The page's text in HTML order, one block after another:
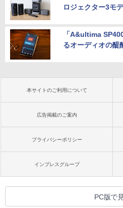
ロジェクター3モ
「A&ultima
るオーディオの醍
本サイトのご利用について
広告掲載のご案内
プライバシーポリシー
インプレスグループ
PC版で